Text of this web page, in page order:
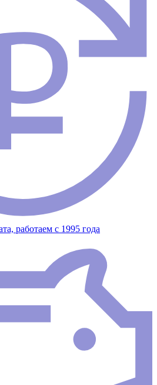
работаем с 1995 года